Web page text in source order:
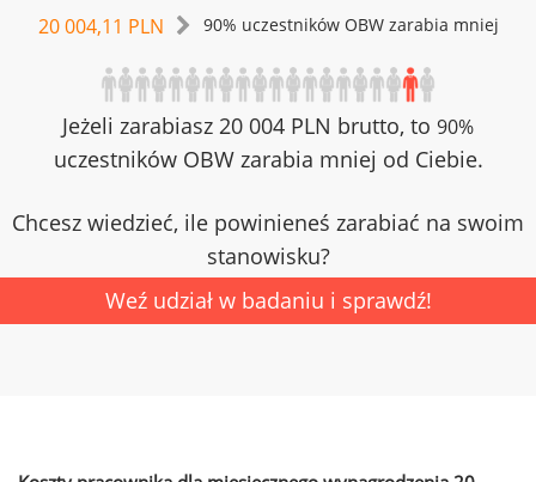
20 004,11 PLN 90% uczestników OBW zarabia mniej
Jeżeli zarabiasz 20 004 PLN brutto, to 90%
uczestników OBW zarabia mniej od Ciebie.
Chcesz wiedzieć, ile powinieneś zarabiać na swoim
stanowisku?
Weź udział w badaniu i sprawdź!